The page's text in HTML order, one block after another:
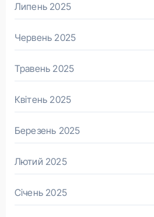
Липень 2025
Червень 2025
Травень 2025
Квітень 2025
Березень 2025
Лютий 2025
Січень 2025